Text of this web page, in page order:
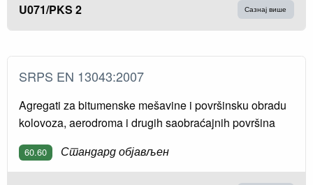
U071/PKS 2 Сазнај више
SRPS EN 13043:2007
Agregati za bitumenske mešavine i površinsku obradu
kolovoza, aerodroma i drugih saobraćajnih površina
60.60 Стандард објављен